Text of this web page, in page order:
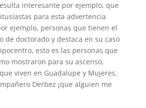
interesante por ejemplo, que
para esta advertencia
ejemplo, personas que tienen el
de doctorado y destaca en su caso
esto es las personas que
mostraron para su ascenso,
viven en Guadalupe y Mujeres.
Derbez ¡que alguien me